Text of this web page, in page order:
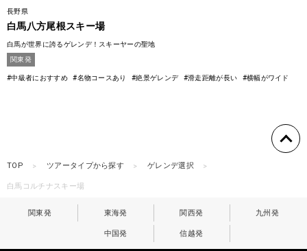
長野県
白馬八方尾根スキー場
白馬が世界に誇るゲレンデ！スキーヤーの聖地
関東発
#中級者におすすめ #名物コースあり #絶景ゲレンデ #滑走距離が長い #横幅がワイド
TOP ツアータイプから探す ゲレンデ選択
白馬コルチナスキー場
関東発 東海発 関西発 九州発
中国発 信越発